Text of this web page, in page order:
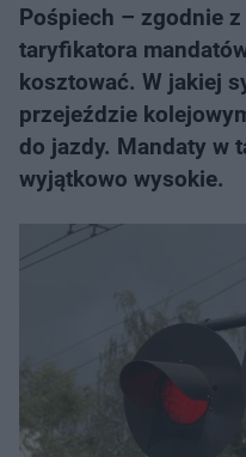
Pośpiech – zgodnie
taryfikatora
kosztować. W jakiej
przejeździe
do jazdy. Mandaty w
wyjątkowo wysokie.